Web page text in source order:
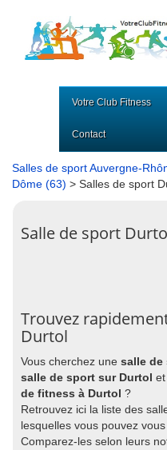
Votre Club Fitness
Contact
Salles de sport Auvergne-
Dôme (63) > Salles de sport
Salle de sport
Trouvez
Durtol
Vous cherchez une salle de
salle de sport sur Durtol
de fitness à Durtol ?
Retrouvez ici la liste des
lesquelles vous pouvez vous
Comparez-les selon leurs